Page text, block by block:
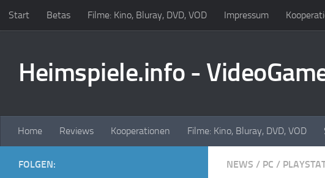
Zum Inhalt springen
Start Betas Filme: Kino, Bluray, DVD, VOD Impressum
Heimspiele.info -
Home Reviews Kooperationen Filme: Kino, Bluray, DVD, VOD
NEWS / PC /
FOLGEN: